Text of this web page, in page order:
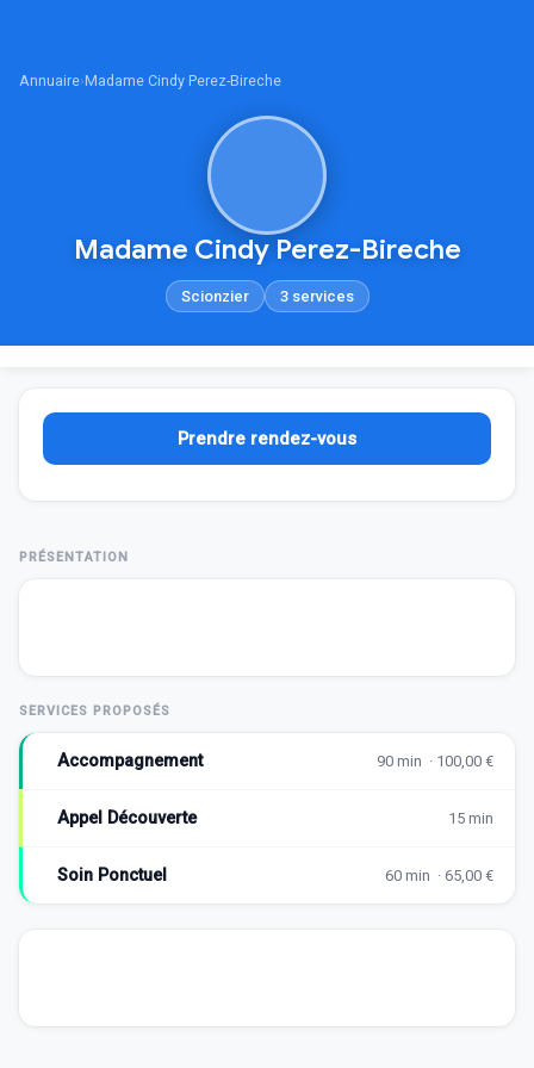
Annuaire›Madame Cindy Perez-Bireche
Madame Cindy Perez-Bireche
Scionzier 3 services
PRÉSENTATION
SERVICES PROPOSÉS
Accompagnement 90 min · 100,00 €
Appel Découverte 15 min
Soin Ponctuel 60 min · 65,00 €
Prendre rendez-vous